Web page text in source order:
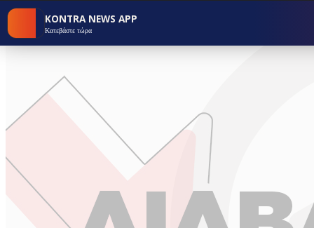
KONTRA NEWS APP
Κατεβάστε τώρα